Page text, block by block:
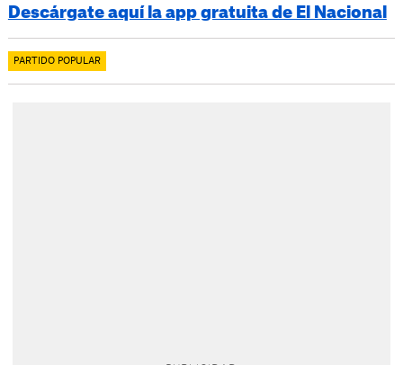
Descárgate aquí la app gratuita de El Nacional
PARTIDO POPULAR